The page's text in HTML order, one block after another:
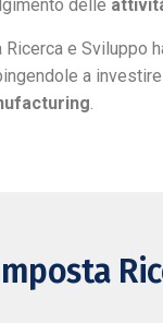
delle
Ricerca e Sviluppo
a
.